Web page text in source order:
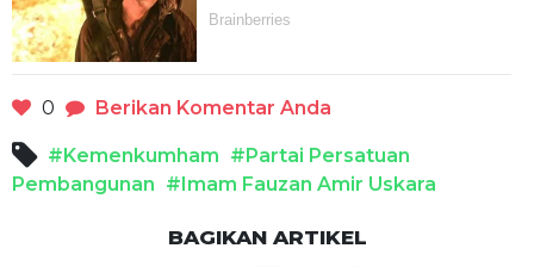
0 Berikan Komentar Anda
#Kemenkumham #Partai Persatuan
Pembangunan #Imam Fauzan Amir Uskara
BAGIKAN ARTIKEL